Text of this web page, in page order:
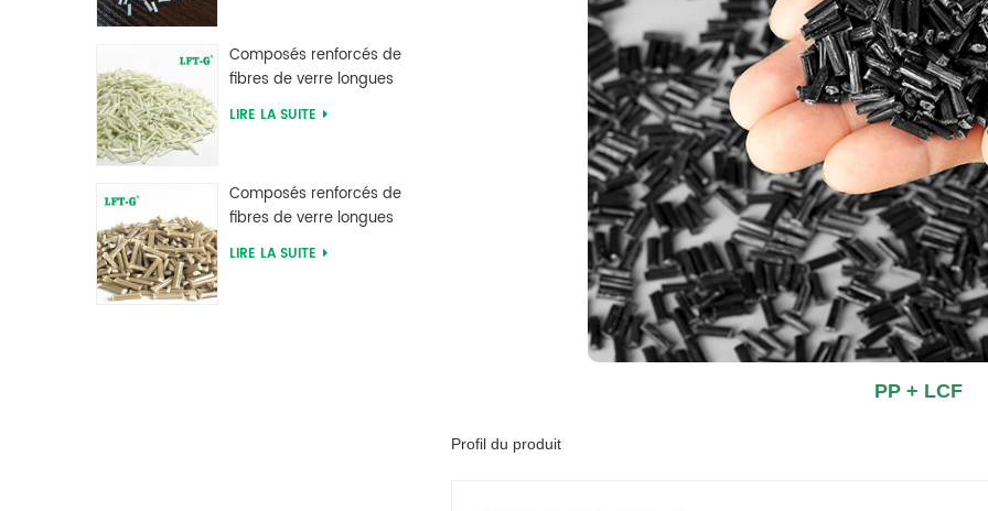
Composés renforcés de
fibres de verre longues
en polyphtalamide PPA
LIRE LA SUITE
Composés renforcés de
fibres de verre longues
en sulfure de
LIRE LA SUITE
PP + LCF
Profil du produit